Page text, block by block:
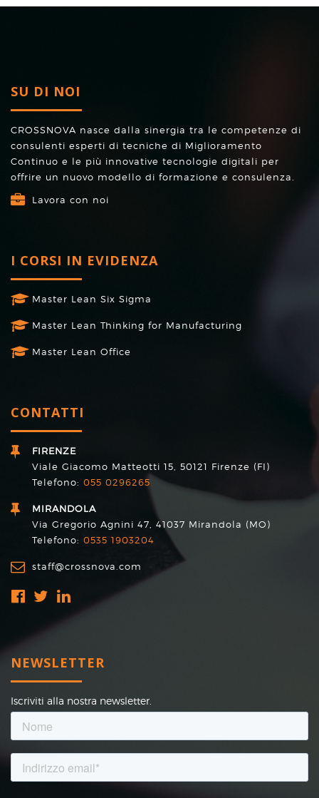
SU DI NOI
CROSSNOVA nasce dalla sinergia tra le competenze di
consulenti esperti di tecniche di Miglioramento
Continuo e le più innovative tecnologie digitali per
offrire un nuovo modello di formazione e consulenza.
Lavora con noi
I CORSI IN EVIDENZA
Master Lean Six Sigma
Master Lean Thinking for Manufacturing
Master Lean Office
CONTATTI
FIRENZE
Viale Giacomo Matteotti 15, 50121 Firenze (FI)
Telefono: 055 0296265
MIRANDOLA
Via Gregorio Agnini 47, 41037 Mirandola (MO)
Telefono: 0535 1903204
staff@crossnova.com
NEWSLETTER
Iscriviti alla nostra newsletter.